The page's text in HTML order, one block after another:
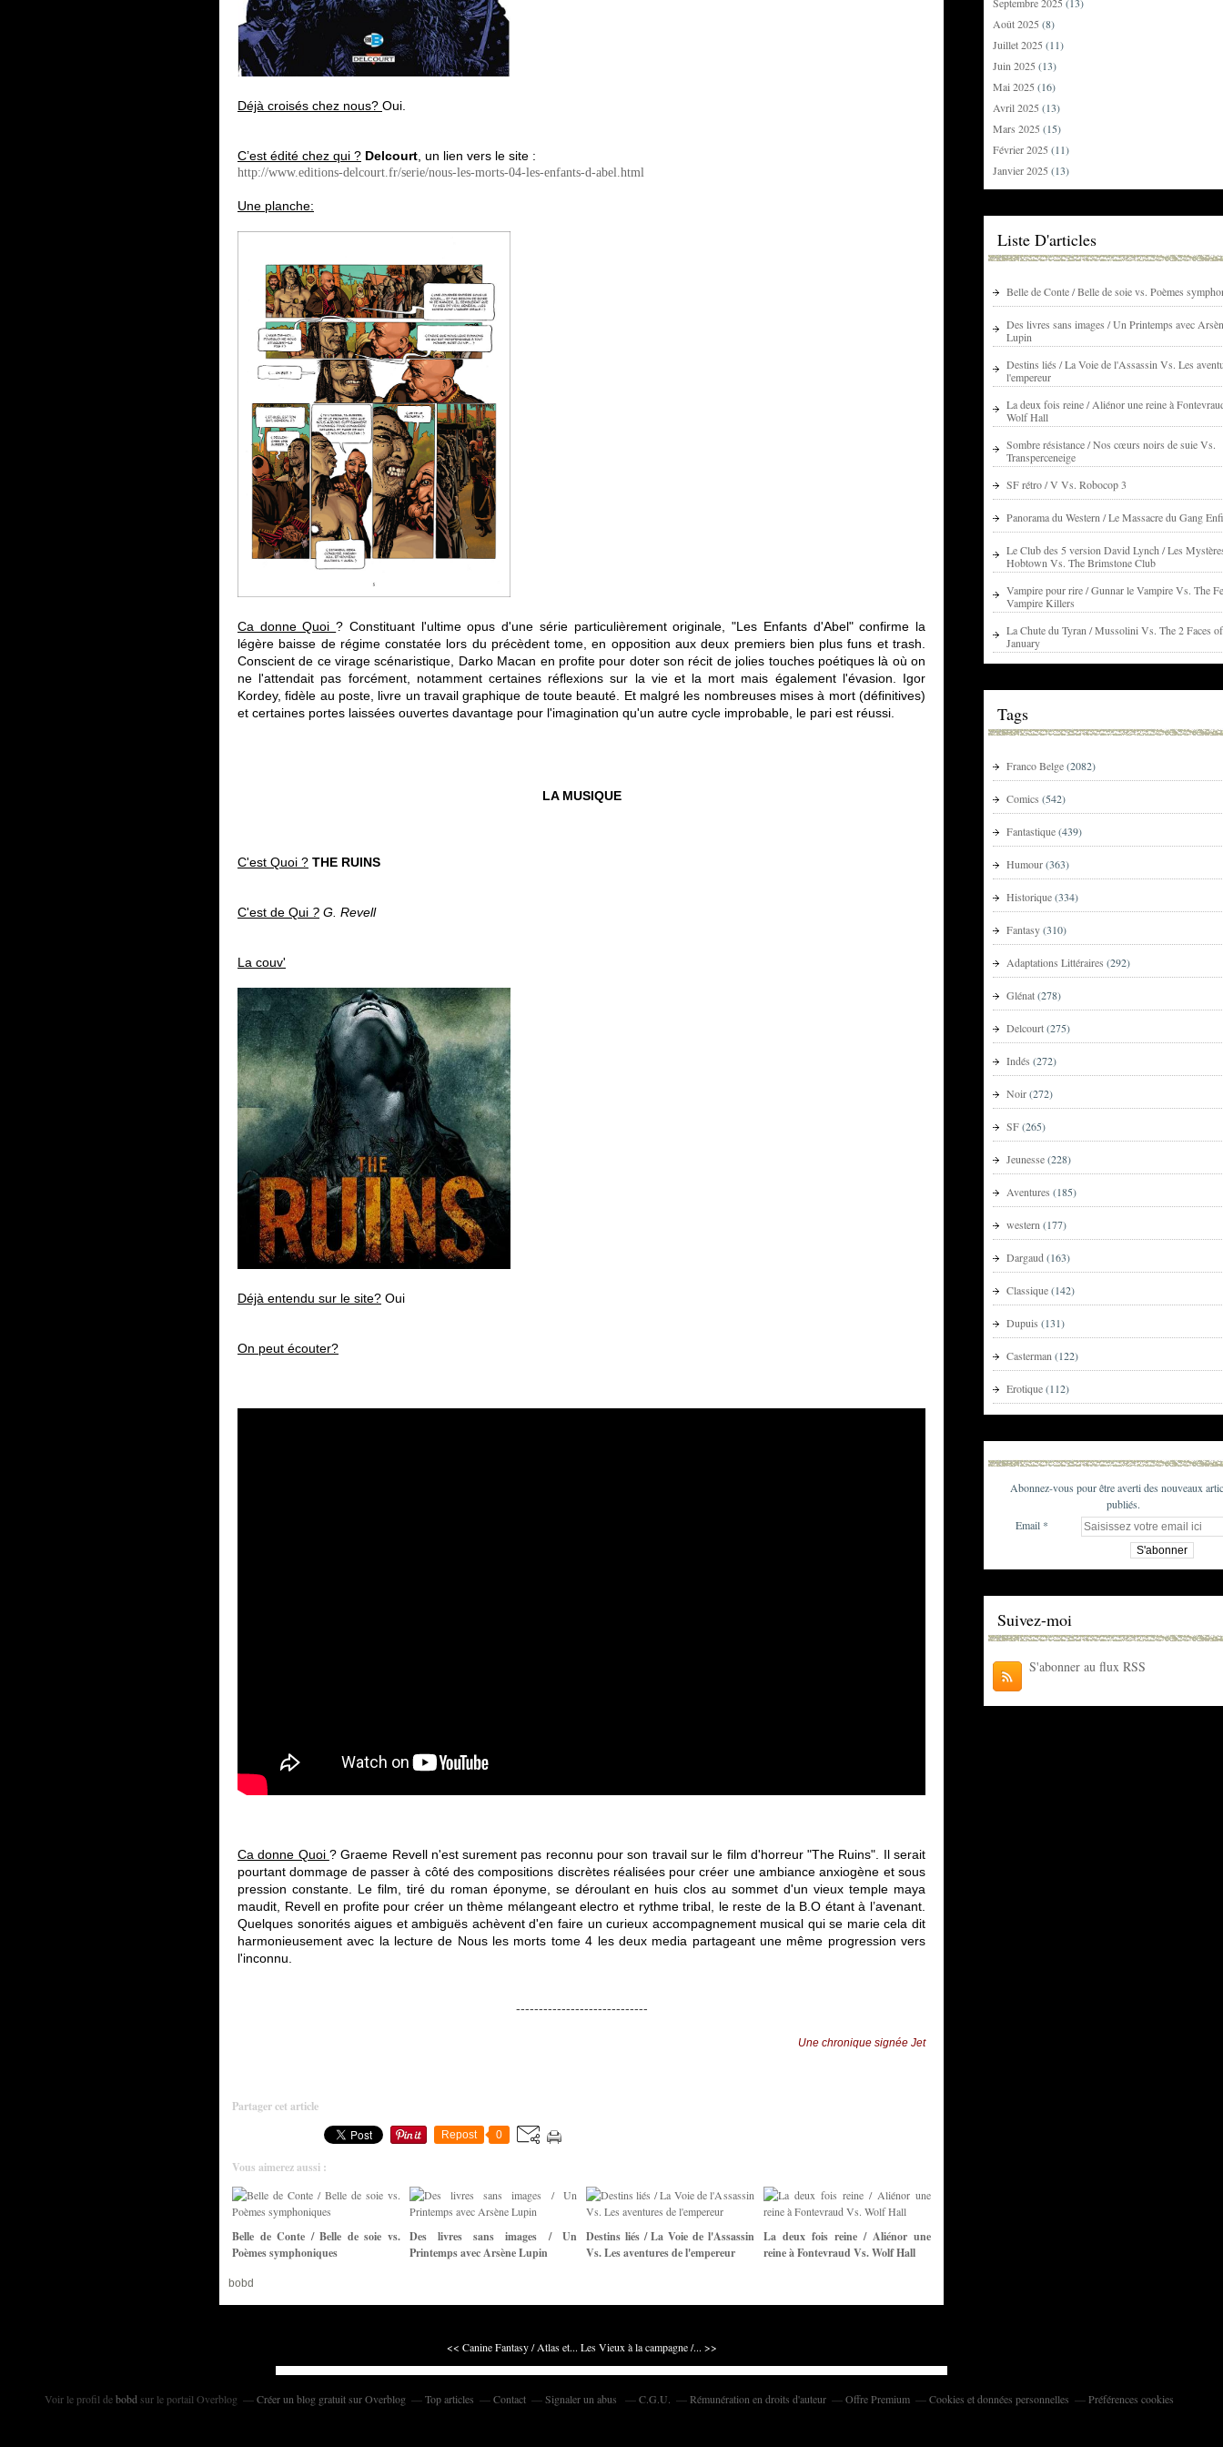
Déjà croisés chez nous? Oui.
C’est édité chez qui ? Delcourt , un lien vers le site :
http://www.editions-delcourt.fr/serie/nous-les-morts-04-les-enfants-d-abel.html
Une planche:
Ca donne Quoi? Constituant l'ultime opus d'une série particulièrement originale, "Les Enfants d'Abel" confirme la
légère baisse de régime constatée lors du précèdent tome, en opposition aux deux premiers bien plus funs et trash.
Conscient de ce virage scénaristique, Darko Macan en profite pour doter son récit de jolies touches poétiques là où on
ne l'attendait pas forcément, notamment certaines réflexions sur la vie et la mort mais également l'évasion. Igor
Kordey, fidèle au poste, livre un travail graphique de toute beauté. Et malgré les nombreuses mises à mort (définitives)
et certaines portes laissées ouvertes davantage pour l'imagination qu'un autre cycle improbable, le pari est réussi.
LA MUSIQUE
C'est Quoi ? THE RUINS
C'est de Qui ? G. Revell
La couv'
Déjà entendu sur le site? Oui
On peut écouter?
Ca donne Quoi ? Graeme Revell n'est surement pas reconnu pour son travail sur le film d'horreur "The Ruins". Il serait
pourtant dommage de passer à côté des compositions discrètes réalisées pour créer une ambiance anxiogène et sous
pression constante. Le film, tiré du roman éponyme, se déroulant en huis clos au sommet d'un vieux temple maya
maudit, Revell en profite pour créer un thème mélangeant electro et rythme tribal, le reste de la B.O étant à l’avenant.
Quelques sonorités aigues et ambiguës achèvent d'en faire un curieux accompagnement musical qui se marie cela dit
harmonieusement avec la lecture de Nous les morts tome 4 les deux media partageant une même progression vers
l'inconnu.
-----------------------------
Une chronique signée Jet
Partager cet article
Repost 0
Vous aimerez aussi :
Belle de Conte / Belle de soie vs.
Poèmes symphoniques
Des livres sans images / Un
Printemps avec Arsène Lupin
Destins liés / La Voie de l'Assassin
Vs. Les aventures de l'empereur
La deux fois reine / Aliénor une
reine à Fontevraud Vs. Wolf Hall
bobd
<< Canine Fantasy / Atlas et... Les Vieux à la campagne /... >>
Août 2025 (8)
Juillet 2025 (11)
Juin 2025 (13)
Mai 2025 (16)
Avril 2025 (13)
Mars 2025 (15)
Février 2025 (11)
Janvier 2025 (13)
Liste D'articles
Belle de Conte / Belle de soie vs. Poèmes
Des livres sans images / Un Printemps avec
Lupin
Destins liés / La Voie de l'Assassin Vs. Les
l'empereur
La deux fois reine / Aliénor une reine à
Wolf Hall
Sombre résistance / Nos cœurs noirs de suie Vs.
Transperceneige
SF rétro / V Vs. Robocop 3
Panorama du Western / Le Massacre du Gang
Le Club des 5 version David Lynch / Les
Hobtown Vs. The Brimstone Club
Vampire pour rire / Gunnar le Vampire Vs. The
Vampire Killers
La Chute du Tyran / Mussolini Vs. The 2 Faces of
January
Tags
Franco Belge(2082)
Comics (542)
Fantastique(439)
Humour(363)
Historique(334)
Fantasy(310)
Adaptations Littéraires (292)
Glénat(278)
Delcourt(275)
Indés (272)
Noir(272)
SF(265)
Jeunesse(228)
Aventures (185)
western (177)
Dargaud (163)
Classique(142)
Dupuis (131)
Casterman (122)
Erotique(112)
Abonnez-vous pour être averti des nouveaux
publiés.
Email
Suivez-moi
S'abonner au flux RSS
Voir le profil debobdsur le portail Overblog Créer un blog gratuit sur Overblog Top articles Contact Signaler un abus C.G.U. Rémunération en droits d'auteur Offre Premium Cookies et données personnelles Préférences cookies